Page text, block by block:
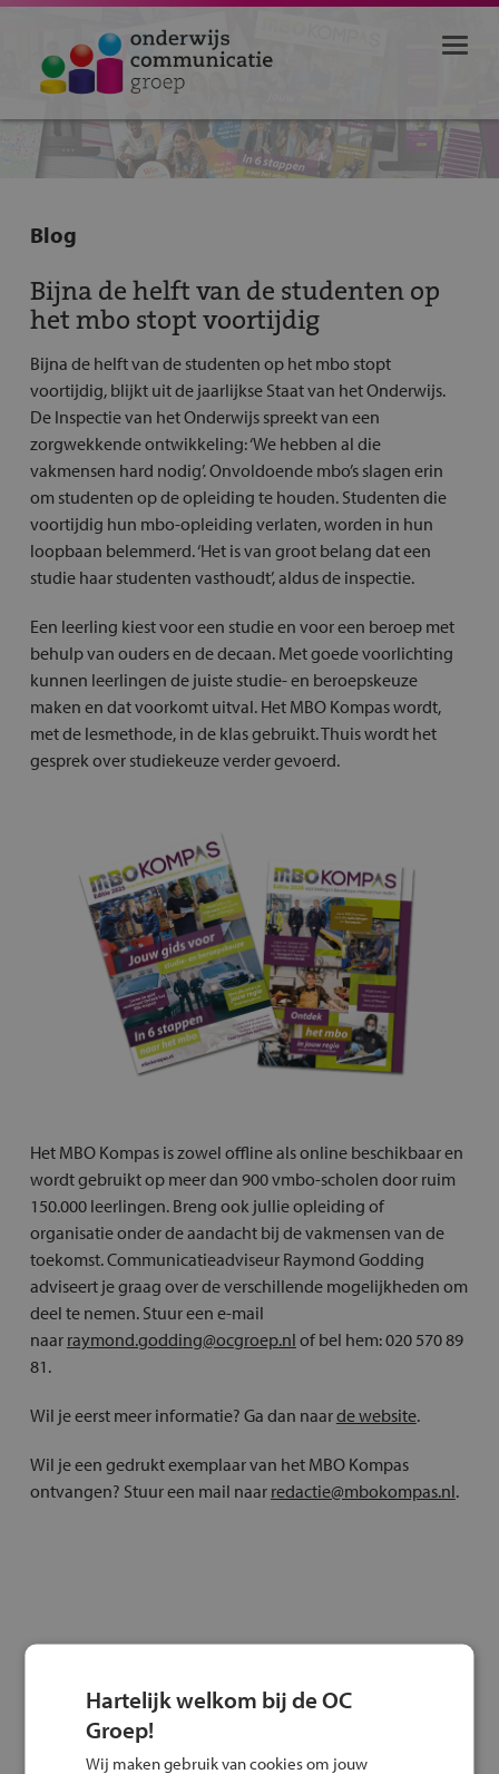
Blog
Bijna de helft van de studenten op
het mbo stopt voortijdig
Bijna de helft van de studenten op het mbo stopt
voortijdig, blijkt uit de jaarlijkse Staat van het Onderwijs.
De Inspectie van het Onderwijs spreekt van een
zorgwekkende ontwikkeling: ‘We hebben al die
vakmensen hard nodig’. Onvoldoende mbo’s slagen erin
om studenten op de opleiding te houden. Studenten die
voortijdig hun mbo-opleiding verlaten, worden in hun
loopbaan belemmerd. ‘Het is van groot belang dat een
studie haar studenten vasthoudt’, aldus de inspectie.
Een leerling kiest voor een studie en voor een beroep met
behulp van ouders en de decaan. Met goede voorlichting
kunnen leerlingen de juiste studie- en beroepskeuze
maken en dat voorkomt uitval. Het MBO Kompas wordt,
met de lesmethode, in de klas gebruikt. Thuis wordt het
gesprek over studiekeuze verder gevoerd.
Het MBO Kompas is zowel offline als online beschikbaar en
wordt gebruikt op meer dan 900 vmbo-scholen door ruim
150.000 leerlingen. Breng ook jullie opleiding of
organisatie onder de aandacht bij de vakmensen van de
toekomst. Communicatieadviseur Raymond Godding
adviseert je graag over de verschillende mogelijkheden om
deel te nemen. Stuur een e-mail
naar raymond.godding@ocgroep.nl of bel hem: 020 570 89
81.
Wil je eerst meer informatie? Ga dan naarde website.
Wil je een gedrukt exemplaar van het MBO Kompas
ontvangen? Stuur een mail naar redactie@mbokompas.nl.
Alle artikelen @skillsthefinals
Hartelijk welkom bij de OC
Groep!
Wij maken gebruik van cookies om jouw